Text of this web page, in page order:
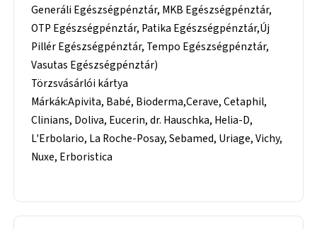
Generáli Egészségpénztár, MKB Egészségpénztár,
OTP Egészségpénztár, Patika Egészségpénztár,Új
Pillér Egészségpénztár, Tempo Egészségpénztár,
Vasutas Egészségpénztár)
Törzsvásárlói kártya
Márkák:Apivita, Babé, Bioderma,Cerave, Cetaphil,
Clinians, Doliva, Eucerin, dr. Hauschka, Helia-D,
L'Erbolario, La Roche-Posay, Sebamed, Uriage, Vichy,
Nuxe, Erboristica